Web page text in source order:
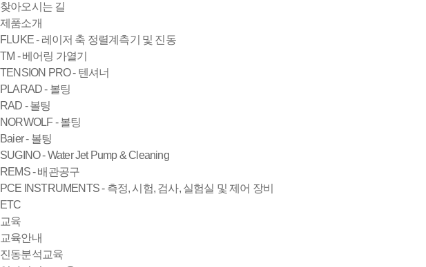
찾아오시는 길
제품소개
FLUKE - 레이저 축 정렬계측기 및 진동
TM - 베어링 가열기
TENSION PRO - 텐셔너
PLARAD - 볼팅
RAD - 볼팅
NORWOLF - 볼팅
Baier - 볼팅
SUGINO - Water Jet Pump & Cleaning
REMS - 배관공구
PCE INSTRUMENTS - 측정, 시험, 검사, 실험실 및 제어 장비
ETC
교육
교육안내
진동분석교육